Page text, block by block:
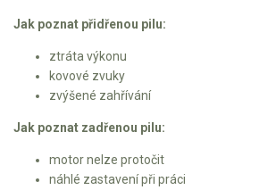
Jak poznat přidřenou pilu:
ztráta výkonu
kovové zvuky
zvýšené zahřívání
Jak poznat zadřenou pilu:
motor nelze protočit
náhlé zastavení při práci